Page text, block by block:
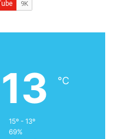
13 ℃
15º - 13º
69%